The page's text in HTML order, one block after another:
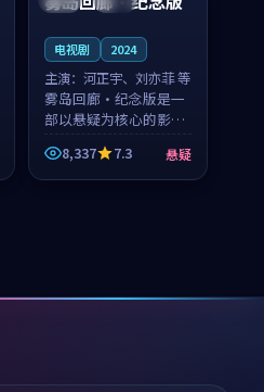
电视剧 2024
主演： 河正宇、刘亦菲 等
雾岛回廊·纪念版是一
部以悬疑为核心的影视
作品，围绕危机、反转
与人物成长展开，整体
节奏紧凑，值得推荐观
8,337 7.3 悬疑